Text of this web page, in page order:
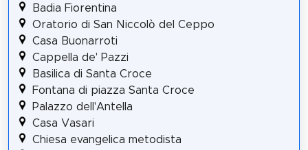
Badia Fiorentina
Oratorio di San Niccolò del Ceppo
Casa Buonarroti
Cappella de' Pazzi
Basilica di Santa Croce
Fontana di piazza Santa Croce
Palazzo dell'Antella
Casa Vasari
Chiesa evangelica metodista